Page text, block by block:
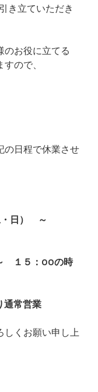
き立ていただき
のお役に立てる
ので、
の日程で休業させ
・日） ～
１５：00の時
通常営業
しくお願い申し上